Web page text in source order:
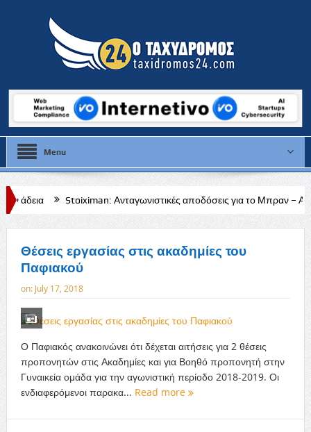
Menu
Stoiximan: Ανταγωνιστικές αποδόσεις για το Μπραν – Απόλλων
Θέσεις εργασίας στις ακαδημίες του
Παφιακού
on: July 17, 2018
Ο Παφιακός ανακοινώνει ότι δέχεται αιτήσεις για 2 θέσεις
προπονητών στις Ακαδημίες και για Βοηθό προπονητή στην
Γυναικεία ομάδα για την αγωνιστική περίοδο 2018-2019. Οι
ενδιαφερόμενοι παρακα... Read more